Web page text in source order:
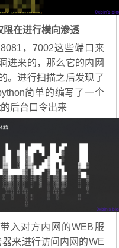
在进行横向渗透
，7002这些端口来
进来的，那么它的内网
。进行扫描之后发现了
简单的编写了一个
后台口令出来
入对方内网的WEB服
来进行访问内网的WE